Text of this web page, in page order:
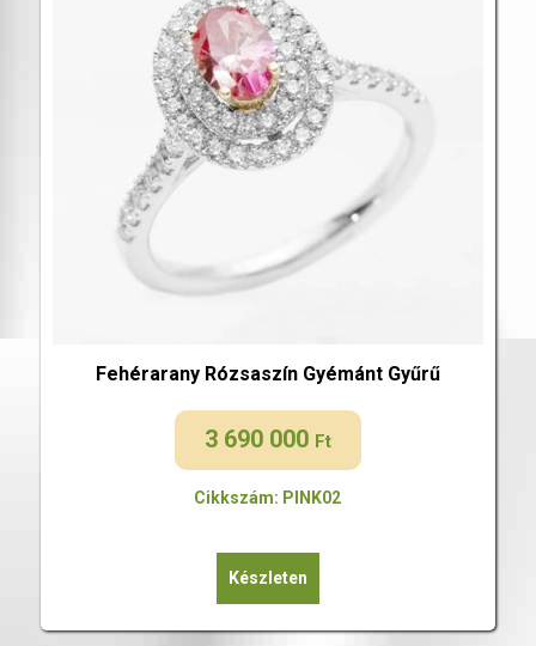
Fehérarany Rózsaszín Gyémánt Gyűrű
3 690 000 Ft
Cikkszám: PINK02
Készleten